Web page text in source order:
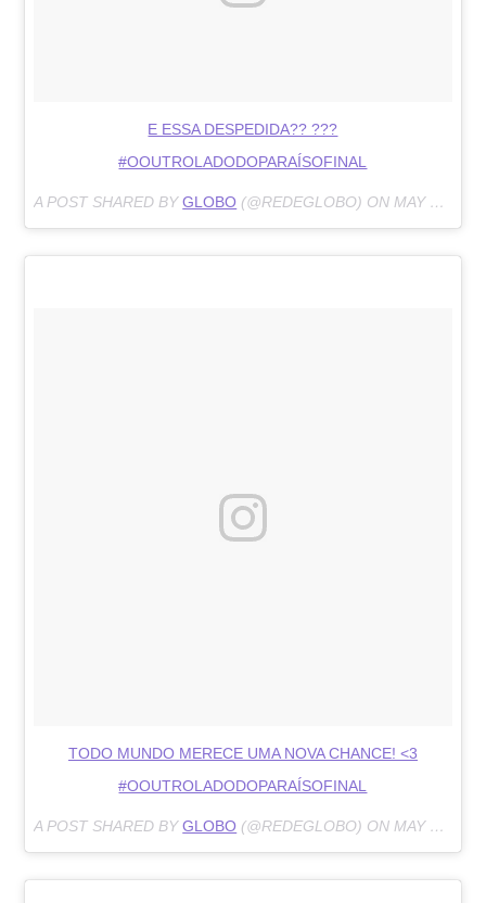
E ESSA DESPEDIDA?? ???
#OOUTROLADODOPARAÍSOFINAL
A POST SHARED BYGLOBO (@REDEGLOBO) ON MAY 11, 2018 AT 7:09PM PDT
TODO MUNDO MERECE UMA NOVA CHANCE! <3
#OOUTROLADODOPARAÍSOFINAL
A POST SHARED BYGLOBO (@REDEGLOBO) ONMAY 11, 2018 AT 7:07PM PDT